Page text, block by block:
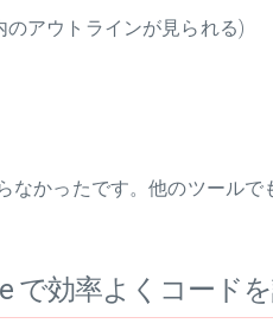
アウトラインが見られる)
なかったです。他のツール
で効率よくコード